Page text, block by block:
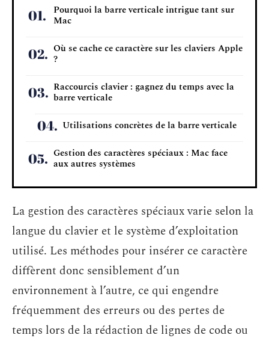
Pourquoi la barre verticale intrigue tant sur
Mac
Où se cache ce caractère sur les claviers Apple
?
Raccourcis clavier : gagnez du temps avec la
barre verticale
Utilisations concrètes de la barre verticale
Gestion des caractères spéciaux : Mac face
aux autres systèmes
La gestion des caractères spéciaux varie selon la
langue du clavier et le système d’exploitation
utilisé. Les méthodes pour insérer ce caractère
diffèrent donc sensiblement d’un
environnement à l’autre, ce qui engendre
fréquemment des erreurs ou des pertes de
temps lors de la rédaction de lignes de code ou